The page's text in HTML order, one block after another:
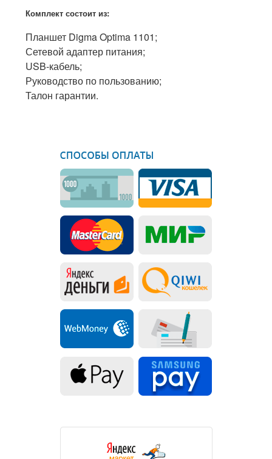
Комплект состоит из:
Планшет Digma Optima 1101;
Сетевой адаптер питания;
USB-кабель;
Руководство по пользованию;
Талон гарантии.